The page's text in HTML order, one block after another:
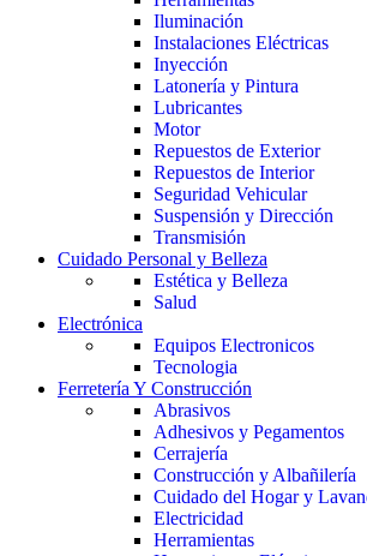
Iluminación
Instalaciones Eléctricas
Inyección
Latonería y Pintura
Lubricantes
Motor
Repuestos de Exterior
Repuestos de Interior
Seguridad Vehicular
Suspensión y Dirección
Transmisión
Cuidado Personal y Belleza
Estética y Belleza
Salud
Electrónica
Equipos Electronicos
Tecnologia
Ferretería Y Construcción
Abrasivos
Adhesivos y Pegamentos
Cerrajería
Construcción y Albañilería
Cuidado del Hogar y
Electricidad
Herramientas